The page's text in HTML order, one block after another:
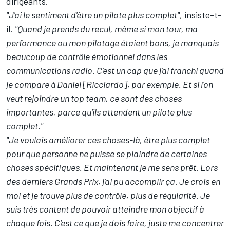
"J'ai le sentiment d'être un pilote plus complet", insiste-t-
il. "Quand je prends du recul, même si mon tour, ma
performance ou mon pilotage étaient bons, je manquais
beaucoup de contrôle émotionnel dans les
communications radio. C'est un cap que j'ai franchi quand
je compare à Daniel [Ricciardo], par exemple. Et si l'on
veut rejoindre un top team, ce sont des choses
importantes, parce qu'ils attendent un pilote plus
complet."
"Je voulais améliorer ces choses-là, être plus complet
pour que personne ne puisse se plaindre de certaines
choses spécifiques. Et maintenant je me sens prêt. Lors
des derniers Grands Prix, j'ai pu accomplir ça. Je crois en
moi et je trouve plus de contrôle, plus de régularité. Je
suis très content de pouvoir atteindre mon objectif à
chaque fois. C'est ce que je dois faire, juste me concentrer